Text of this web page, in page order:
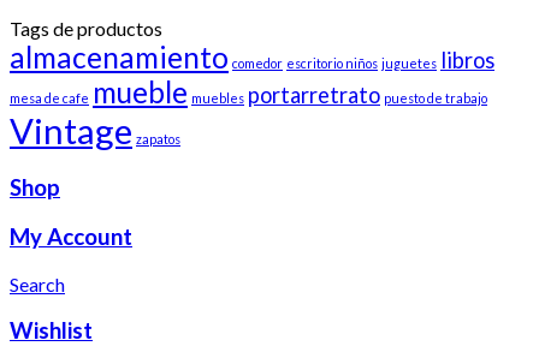
Tags de productos
almacenamiento comedor escritorio niños juguetes libros
mesa de cafe mueble muebles portarretrato puesto de trabajo
Vintage zapatos
Shop
My Account
Search
Wishlist